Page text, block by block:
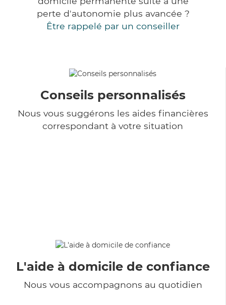
perte d'autonomie plus avancée ?
Être rappelé par un conseiller
Conseils personnalisés
Nous vous suggérons les aides financières
correspondant à votre situation
L'aide à domicile de confiance
Nous vous accompagnons au quotidien